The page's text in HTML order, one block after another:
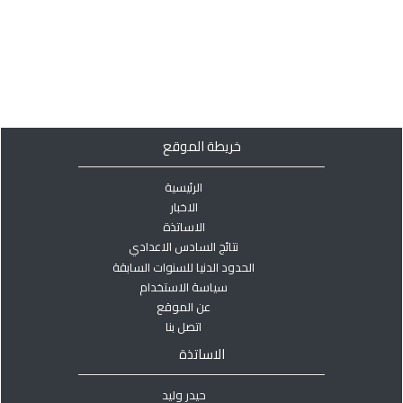
خريطة الموقع
الرئيسية
الاخبار
الاساتذة
نتائج السادس الاعدادي
الحدود الدنيا للسنوات السابقة
سياسة الاستخدام
عن الموقع
اتصل بنا
الاساتذة
حيدر وليد